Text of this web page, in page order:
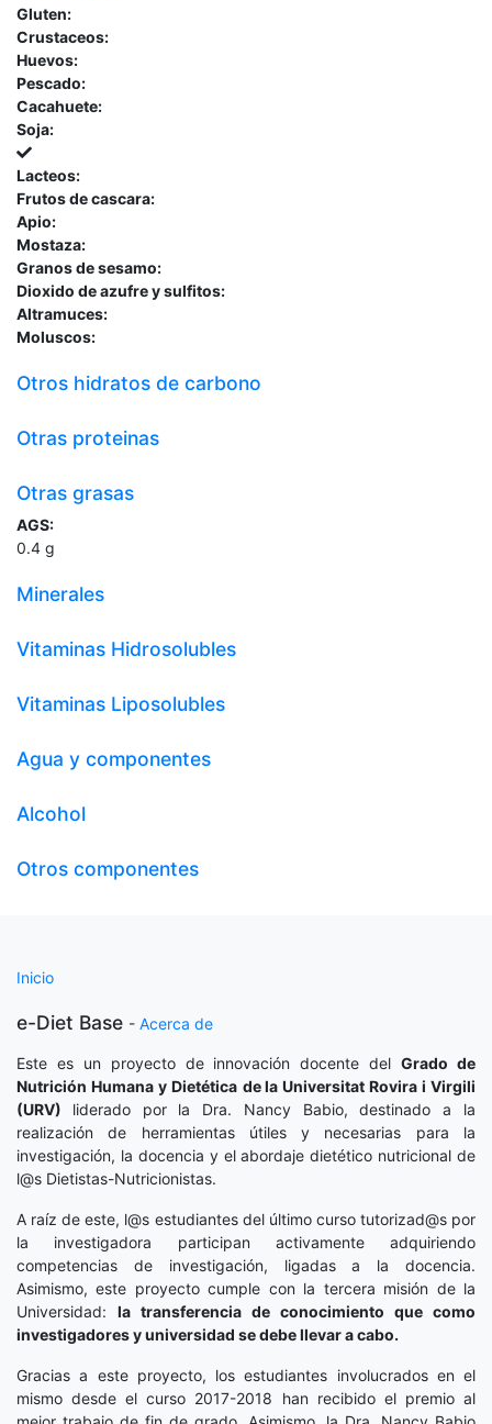
Gluten:
Crustaceos:
Huevos:
Pescado:
Cacahuete:
Soja:
Lacteos:
Frutos de cascara:
Apio:
Mostaza:
Granos de sesamo:
Dioxido de azufre y sulfitos:
Altramuces:
Moluscos:
Otros hidratos de carbono
Otras proteinas
Otras grasas
AGS:
0.4 g
Minerales
Vitaminas Hidrosolubles
Vitaminas Liposolubles
Agua y componentes
Alcohol
Otros componentes
Inicio
e-Diet Base - Acerca de
Este es un proyecto de innovación docente delGrado de
Nutrición Humana y Dietética de la Universitat Rovira i Virgili
(URV) liderado por la Dra. Nancy Babio, destinado a la
realización de herramientas útiles y necesarias para la
investigación, la docencia y el abordaje dietético nutricional de
l@s Dietistas-Nutricionistas.
A raíz de este, l@s estudiantes del último curso tutorizad@s por
la investigadora participan activamente adquiriendo
competencias de investigación, ligadas a la docencia.
Asimismo, este proyecto cumple con la tercera misión de la
Universidad: la transferencia de conocimiento que como
investigadores y universidad se debe llevar a cabo.
Gracias a este proyecto, los estudiantes involucrados en el
mismo desde el curso 2017-2018 han recibido el premio al